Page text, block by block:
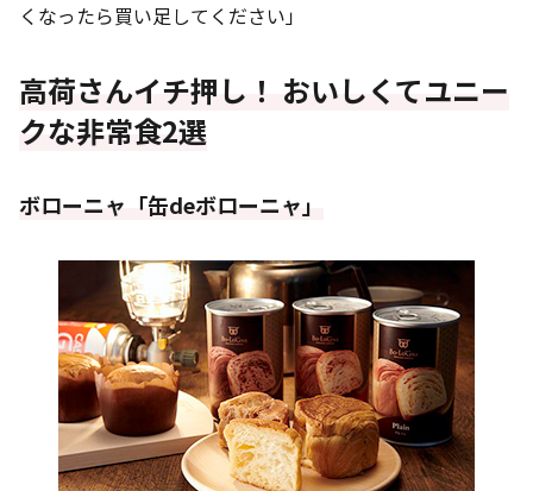
くなったら買い足してください」
高荷さんイチ押し！ おいしくてユニー
クな非常食2選
ボローニャ「缶deボローニャ」